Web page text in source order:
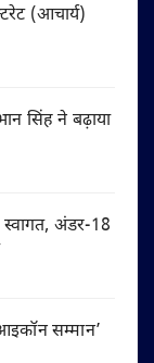
(आचार्य)
सिंह ने बढ़ाया
स्वागत, अंडर-18
सम्मान’